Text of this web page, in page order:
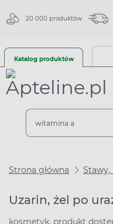
20 000 produktów
Katalog produktów
Strona główna Stawy,
Uzarin, żel po
kosmetyk, produkt